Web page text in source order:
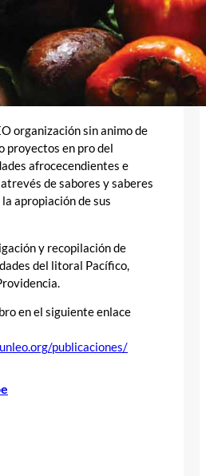
organización sin animo de
proyectos en pro del
afrocecendientes e
de sabores y saberes
apropiación de sus
y recopilación de
del litoral Pacífico,
en el siguiente enlace
publicaciones/